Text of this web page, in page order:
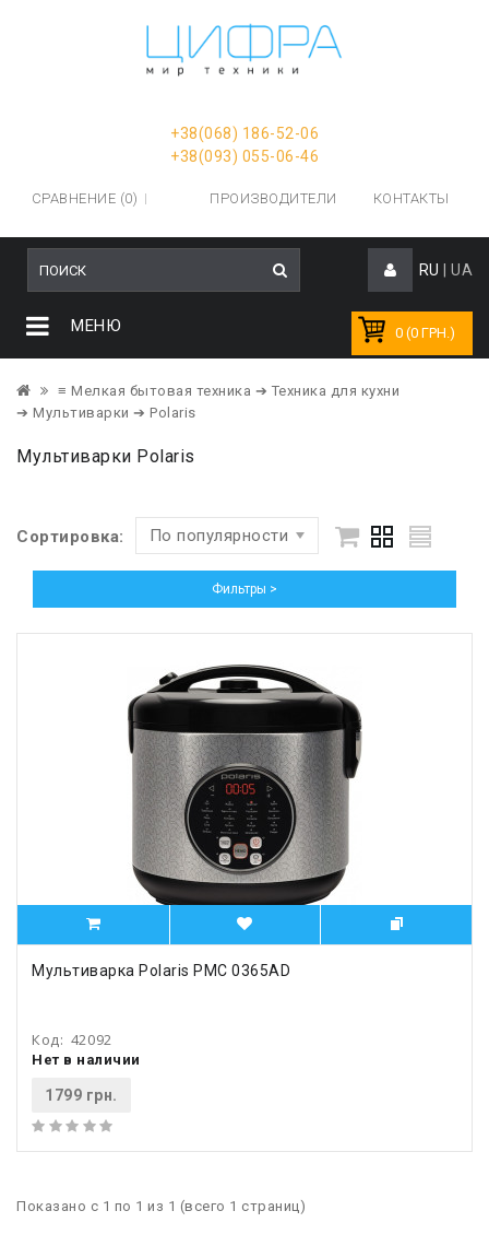
+38(068) 186-52-06
+38(093) 055-06-46
СРАВНЕНИЕ (0) ПРОИЗВОДИТЕЛИ КОНТАКТЫ
RU UA
0 (0 ГРН.)
МЕНЮ
≡ Мелкая бытовая техника ➔ Техника для кухни
➔ Мультиварки ➔ Polaris
Мультиварки Polaris
Сортировка: По популярности
Фильтры >
Мультиварка Polaris PMC 0365AD
Код: 42092
Нет в наличии
1799 грн.
Показано с 1 по 1 из 1 (всего 1 страниц)